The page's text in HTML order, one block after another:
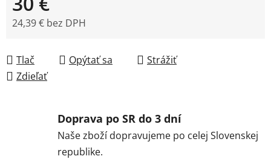
24,39 € bez DPH
Tlač
Opýtať sa
Strážiť
Zdieľať
Doprava po SR do 3 dní
Naše zboží dopravujeme po celej Slovenskej
republike.